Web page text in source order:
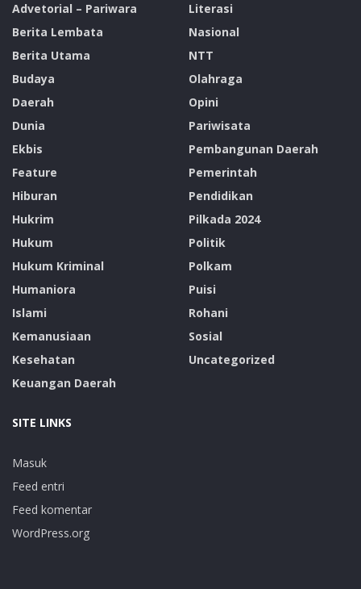
Advetorial – Pariwara
Berita Lembata
Berita Utama
Budaya
Daerah
Dunia
Ekbis
Feature
Hiburan
Hukrim
Hukum
Hukum Kriminal
Humaniora
Islami
Kemanusiaan
Kesehatan
Keuangan Daerah
Literasi
Nasional
NTT
Olahraga
Opini
Pariwisata
Pembangunan Daerah
Pemerintah
Pendidikan
Pilkada 2024
Politik
Polkam
Puisi
Rohani
Sosial
Uncategorized
SITE LINKS
Masuk
Feed entri
Feed komentar
WordPress.org